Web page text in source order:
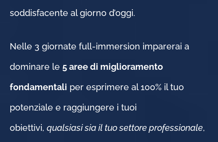
soddisfacente al giorno d’oggi.
Nelle 3 giornate full-immersion imparerai a
dominare le 5 aree di miglioramento
fondamentali per esprimere al 100% il tuo
potenziale e raggiungere i tuoi
obiettivi, qualsiasi sia il tuo settore professionale,